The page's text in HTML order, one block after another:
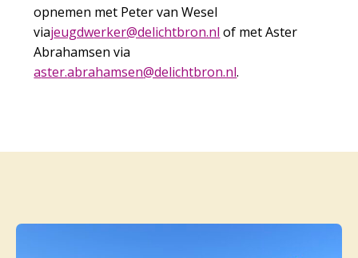
opnemen met Peter van Wesel
via
ln.no
rbthc
iled@
rekre
wdgue
j
of met Aster
Abrahamsen via
ln.no
rbthc
iled@
nesma
harba
.rets
a .